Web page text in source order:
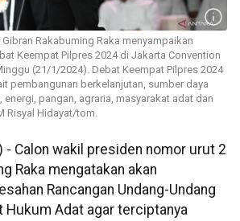
Rakabuming Raka menyampaikan
Keempat Pilpres 2024 di Jakarta Convention
(21/1/2024). Debat Keempat Pilpres 2024
pembangunan berkelanjutan, sumber daya
energi, pangan, agraria, masyarakat adat dan
Risyal Hidayat/tom.
- Calon wakil presiden nomor urut 2
Raka mengatakan akan
Rancangan Undang-Undang
Hukum Adat agar terciptanya